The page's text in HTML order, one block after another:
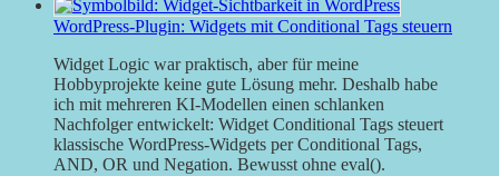
WordPress-Plugin: Widgets mit Conditional Tags steuern
Widget Logic war praktisch, aber für meine
Hobbyprojekte keine gute Lösung mehr. Deshalb habe
ich mit mehreren KI-Modellen einen schlanken
Nachfolger entwickelt: Widget Conditional Tags steuert
klassische WordPress-Widgets per Conditional Tags,
AND, OR und Negation. Bewusst ohne eval().